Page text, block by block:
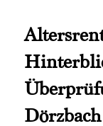
Dörzbach